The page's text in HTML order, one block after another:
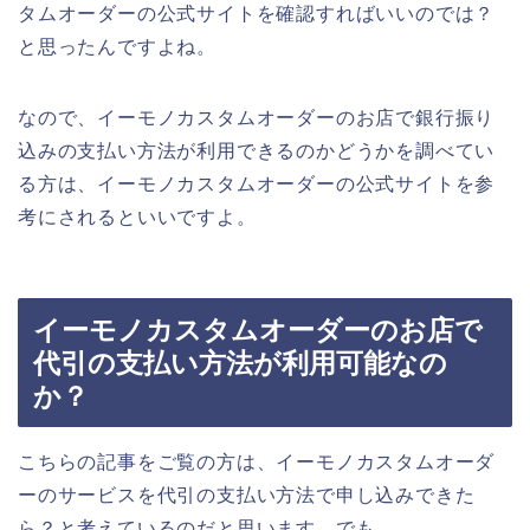
タムオーダーの公式サイトを確認すればいいのでは？
と思ったんですよね。
なので、イーモノカスタムオーダーのお店で銀行振り
込みの支払い方法が利用できるのかどうかを調べてい
る方は、イーモノカスタムオーダーの公式サイトを参
考にされるといいですよ。
イーモノカスタムオーダーのお店で
代引の支払い方法が利用可能なの
か？
こちらの記事をご覧の方は、イーモノカスタムオーダ
ーのサービスを代引の支払い方法で申し込みできた